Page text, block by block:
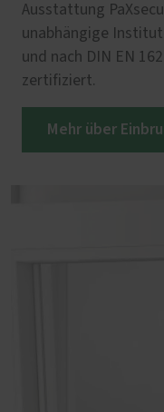
Ausstattung
unabhängige
und nach DIN EN
zertifiziert.
Mehr über